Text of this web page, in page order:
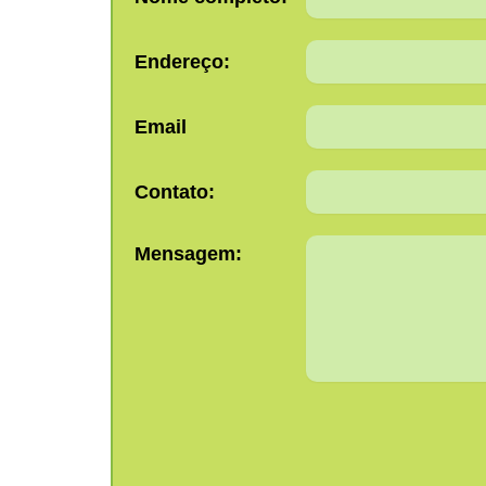
Endereço:
Email
Contato:
Mensagem: